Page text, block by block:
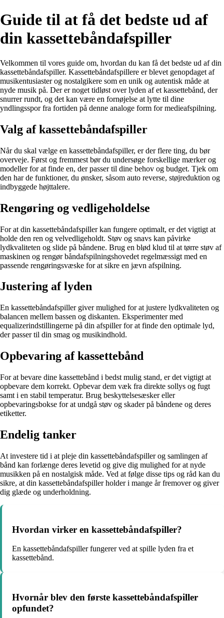
Guide til at få det bedste ud af
din kassettebåndafspiller
Velkommen til vores guide om, hvordan du kan få det bedste ud af din
kassettebåndafspiller. Kassettebåndafspillere er blevet genopdaget af
musikentusiaster og nostalgikere som en unik og autentisk måde at
nyde musik på. Der er noget tidløst over lyden af et kassettebånd, der
snurrer rundt, og det kan være en fornøjelse at lytte til dine
yndlingsspor fra fortiden på denne analoge form for medieafspilning.
Valg af kassettebåndafspiller
Når du skal vælge en kassettebåndafspiller, er der flere ting, du bør
overveje. Først og fremmest bør du undersøge forskellige mærker og
modeller for at finde en, der passer til dine behov og budget. Tjek om
den har de funktioner, du ønsker, såsom auto reverse, støjreduktion og
indbyggede højttalere.
Rengøring og vedligeholdelse
For at din kassettebåndafspiller kan fungere optimalt, er det vigtigt at
holde den ren og velvedligeholdt. Støv og snavs kan påvirke
lydkvaliteten og slide på båndene. Brug en blød klud til at tørre støv af
maskinen og rengør båndafspilningshovedet regelmæssigt med en
passende rengøringsvæske for at sikre en jævn afspilning.
Justering af lyden
En kassettebåndafspiller giver mulighed for at justere lydkvaliteten og
balancen mellem bassen og diskanten. Eksperimenter med
equalizerindstillingerne på din afspiller for at finde den optimale lyd,
der passer til din smag og musikindhold.
Opbevaring af kassettebånd
For at bevare dine kassettebånd i bedst mulig stand, er det vigtigt at
opbevare dem korrekt. Opbevar dem væk fra direkte sollys og fugt
samt i en stabil temperatur. Brug beskyttelsesæsker eller
opbevaringsbokse for at undgå støv og skader på båndene og deres
etiketter.
Endelig tanker
At investere tid i at pleje din kassettebåndafspiller og samlingen af
bånd kan forlænge deres levetid og give dig mulighed for at nyde
musikken på en nostalgisk måde. Ved at følge disse tips og råd kan du
sikre, at din kassettebåndafspiller holder i mange år fremover og giver
dig glæde og underholdning.
Hvordan virker en kassettebåndafspiller?
En kassettebåndafspiller fungerer ved at spille lyden fra et
kassettebånd.
Hvornår blev den første kassettebåndafspiller
opfundet?